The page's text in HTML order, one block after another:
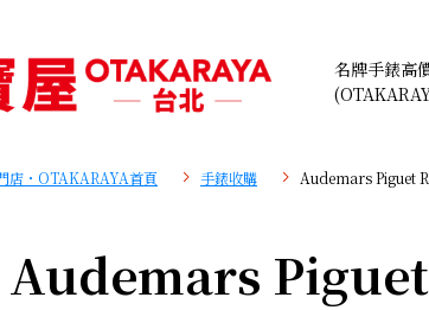
名牌手錶高
店・OTAKARAYA首頁 手錶收購 Audemars Piguet
Audemars